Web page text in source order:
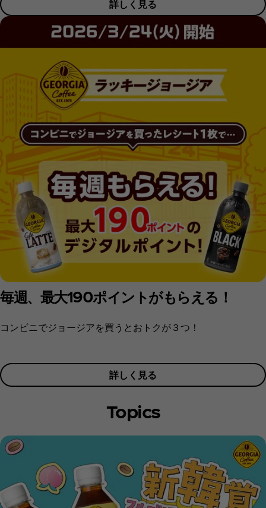
詳しく見る
毎週、最大190ポイントがもらえる！
コンビニでジョージアを買うとおトクが３つ！
詳しく見る
Topics